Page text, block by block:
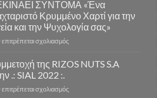
και
Σαββάτου(διαβάστε
λεπτομέρειες»)
ΣΥΝΤΟΜΑ «Ένα
Κρυμμένο Χαρτί για την
και την Ψυχολογία σας»
επιτρέπεται σχολιασμόςστο
ΝΕΑ
ΣΕΖΟΝ
ΞΕΚΙΝΑΕΙ
της RIZOS NUTS S.A
.: SIAL 2022 :.
επιτρέπεται σχολιασμόςστο